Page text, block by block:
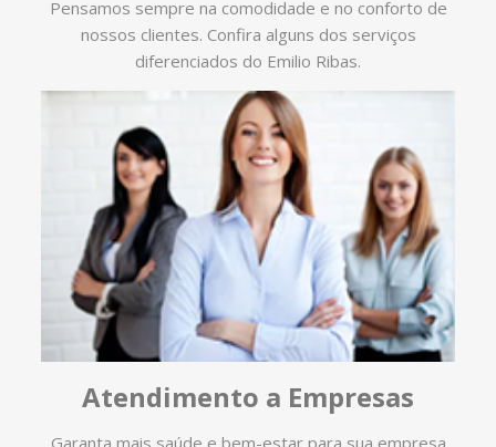
Pensamos sempre na comodidade e no conforto de
nossos clientes. Confira alguns dos serviços
diferenciados do Emilio Ribas.
Atendimento a Empresas